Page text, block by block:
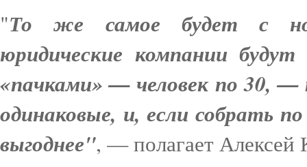
"То же самое будет с
юридические компании
«пачками» — человек по 30, —
одинаковые, и, если собрать
выгоднее", — полагает Алексей